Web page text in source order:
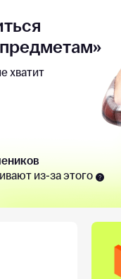
хватит
из-за этого